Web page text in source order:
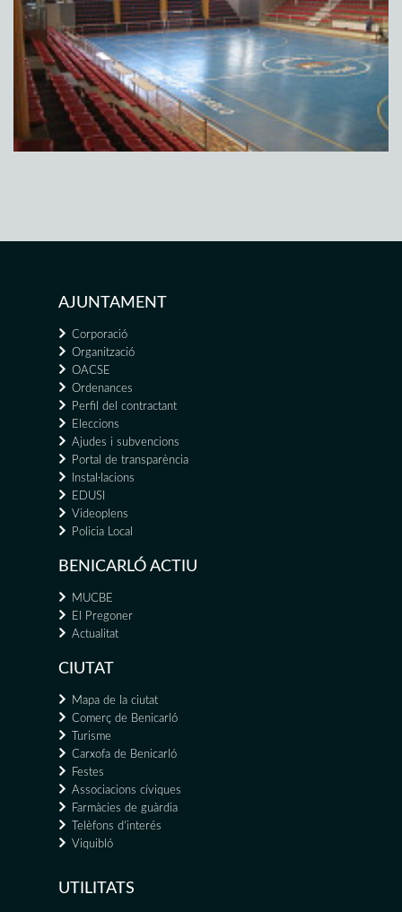
AJUNTAMENT
Corporació
Organització
OACSE
Ordenances
Perfil del contractant
Eleccions
Ajudes i subvencions
Portal de transparència
Instal·lacions
EDUSI
Videoplens
Policia Local
BENICARLÓ ACTIU
MUCBE
El Pregoner
Actualitat
CIUTAT
Mapa de la ciutat
Comerç de Benicarló
Turisme
Carxofa de Benicarló
Festes
Associacions cíviques
Farmàcies de guàrdia
Telèfons d'interés
Viquibló
UTILITATS